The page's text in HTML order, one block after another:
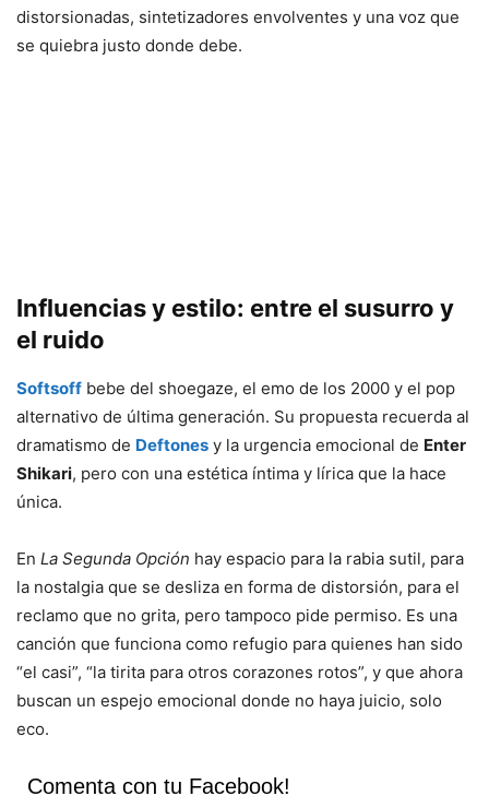
distorsionadas, sintetizadores envolventes y una voz que
se quiebra justo donde debe.
Influencias y estilo: entre el susurro y
el ruido
Softsoff bebe del shoegaze, el emo de los 2000 y el pop
alternativo de última generación. Su propuesta recuerda al
dramatismo de Deftones y la urgencia emocional de Enter
Shikari, pero con una estética íntima y lírica que la hace
única.
En La Segunda Opción hay espacio para la rabia sutil, para
la nostalgia que se desliza en forma de distorsión, para el
reclamo que no grita, pero tampoco pide permiso. Es una
canción que funciona como refugio para quienes han sido
“el casi”, “la tirita para otros corazones rotos”, y que ahora
buscan un espejo emocional donde no haya juicio, solo
eco.
Comenta con tu Facebook!